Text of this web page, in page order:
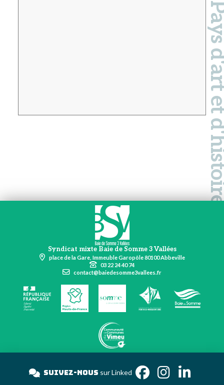
Pays
Syndicat mixte Baie de Somme 3 Vallées
place de la Gare, Immeuble Garopôle 80100 Abbeville
03 22 24 40 74
contact@baiedesomme3vallees.fr
Suivez-nous sur Linke